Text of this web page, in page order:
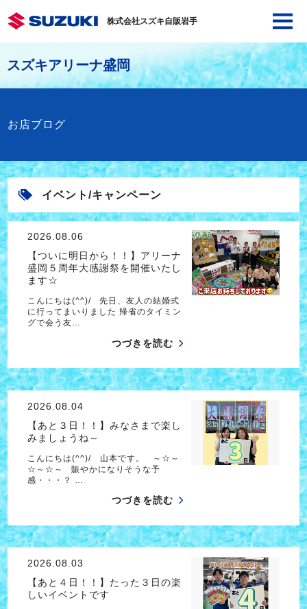
株式会社スズキ自販岩手
スズキアリーナ盛岡
お店ブログ
イベント/キャンペーン
2026.08.06
【ついに明日から！！】アリーナ
盛岡５周年大感謝祭を開催いたし
ます☆
こんにちは(^^)/ 先日、友人の結婚式
に行ってまいりました 帰省のタイミン
グで会う友…
つづきを読む
2026.08.04
【あと３日！！】みなさまで楽し
みましょうね～
こんにちは(^^)/ 山本です。 ～☆～
☆～☆～ 賑やかになりそうな予
感・・・？ …
つづきを読む
2026.08.03
【あと４日！！】たった３日の楽
しいイベントです